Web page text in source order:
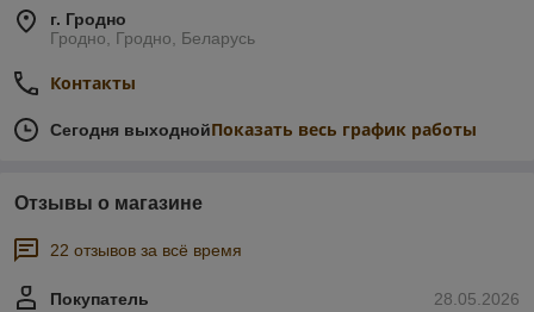
г. Гродно
Гродно, Гродно, Беларусь
Контакты
Сегодня выходнойПоказать весь график работы
Отзывы о магазине
22 отзывов за всё время
28.05.2026
Покупатель